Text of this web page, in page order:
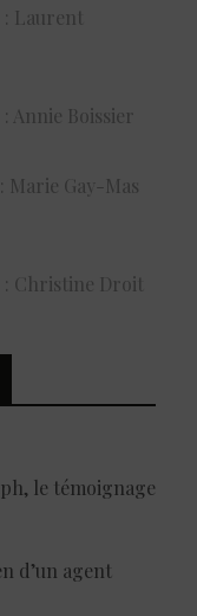
: Laurent
Annie Boissier
Marie Gay-Mas
: Christine Droit
le témoignage
d’un agent